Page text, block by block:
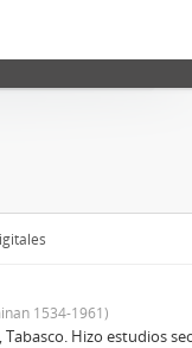
1534-1961)
Hizo estudios